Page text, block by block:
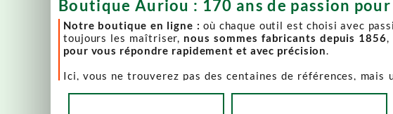
Boutique Auriou : 170 ans de passion
Notre boutique en ligne :où chaque outil est choisi avec
toujours les maîtriser, nous sommes fabricants depuis 1856,
pour vous répondre rapidement et avec précision.
Ici, vous ne trouverez pas des centaines de références,